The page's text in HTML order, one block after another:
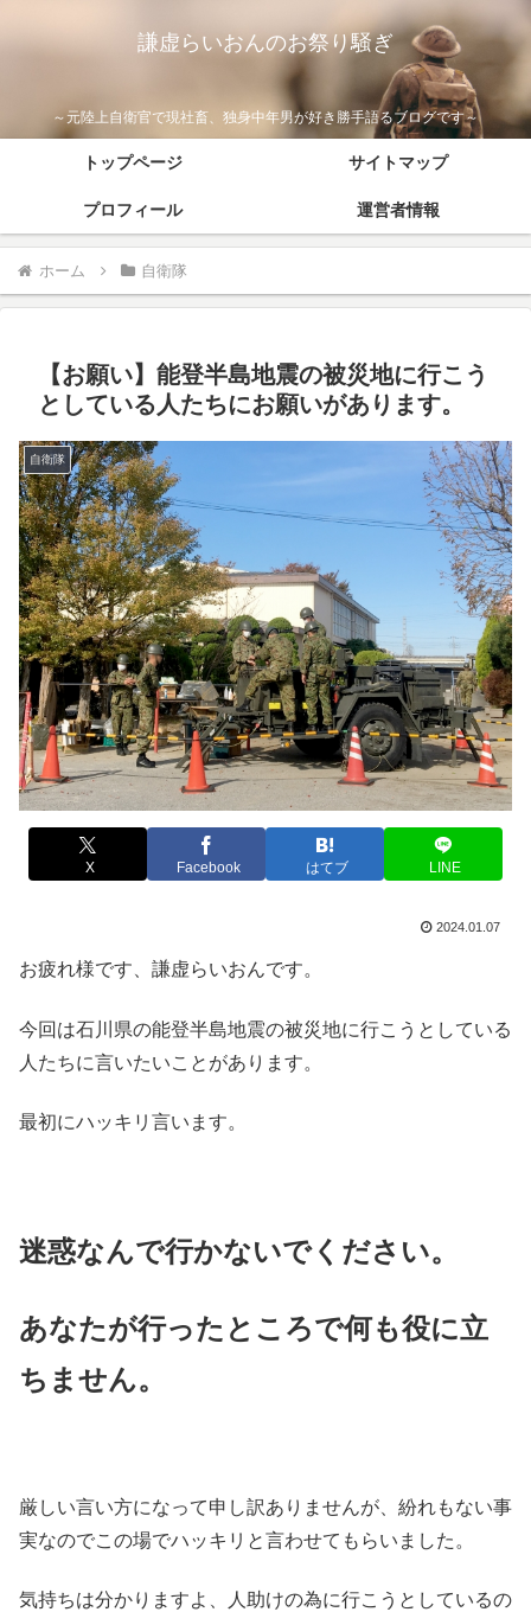
謙虚らいおんのお祭り騒ぎ
～元陸上自衛官で現社畜、独身中年男が好き勝手語るブログです～
トップページ サイトマップ
プロフィール 運営者情報
ホーム 自衛隊
【お願い】能登半島地震の被災地に行こう
としている人たちにお願いがあります。
自衛隊
X Facebook はてブ LINE
2024.01.07
お疲れ様です、謙虚らいおんです。
今回は石川県の能登半島地震の被災地に行こうとしている
人たちに言いたいことがあります。
最初にハッキリ言います。
迷惑なんで行かないでください。
あなたが行ったところで何も役に立
ちません。
厳しい言い方になって申し訳ありませんが、紛れもない事
実なのでこの場でハッキリと言わせてもらいました。
気持ちは分かりますよ、人助けの為に行こうとしているの